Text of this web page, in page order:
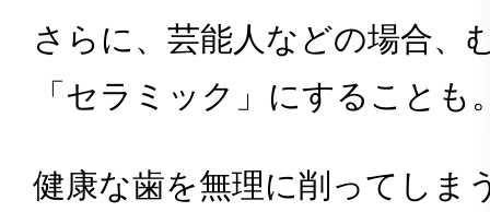
さらに、芸能人などの場合、
「セラミック」にすることも
健康な歯を無理に削ってしま